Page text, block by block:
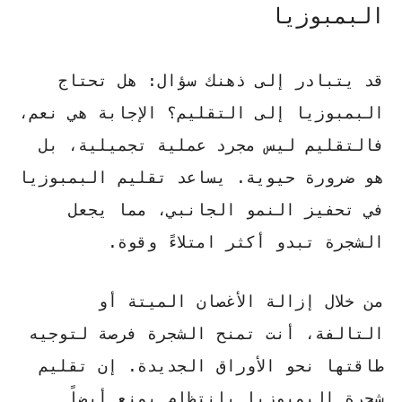
البمبوزيا
قد يتبادر إلى ذهنك سؤال: هل تحتاج
البمبوزيا إلى التقليم؟ الإجابة هي نعم،
فالتقليم ليس مجرد عملية تجميلية، بل
هو ضرورة حيوية. يساعد
تقليم البمبوزيا
في تحفيز النمو الجانبي، مما يجعل
الشجرة تبدو أكثر امتلاءً وقوة.
من خلال إزالة الأغصان الميتة أو
التالفة، أنت تمنح الشجرة فرصة لتوجيه
طاقتها نحو الأوراق الجديدة. إن
تقليم
شجرة البمبوزيا
بانتظام يمنع أيضاً